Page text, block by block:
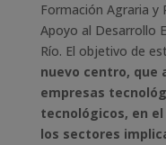
Formación Agraria y
Apoyo al Desarrollo
Río. El objetivo de
nuevo centro,
empresas
tecnológicos, en
los sectores